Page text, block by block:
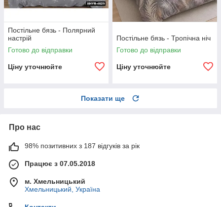
Постільне бязь - Полярний
настрій
Готово до відправки
Ціну уточнюйте
Постільне бязь - Тропічна ніч
Готово до відправки
Ціну уточнюйте
Показати ще
Про нас
98% позитивних з 187 відгуків за рік
Працює з 07.05.2018
м. Хмельницький
Хмельницький, Україна